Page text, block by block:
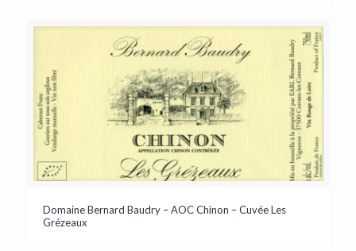
Domaine Bernard Baudry – AOC Chinon – Cuvée Les
Grézeaux